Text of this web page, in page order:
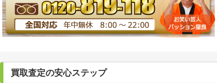
買取査定の安心ステップ